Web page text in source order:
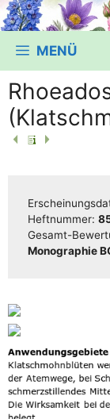
MENÜ
Heft­num­mer:
Gesamt-
Mono­gra­phie